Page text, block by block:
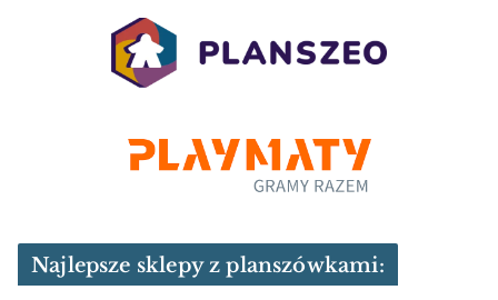
Najlepsze sklepy z planszówkami: